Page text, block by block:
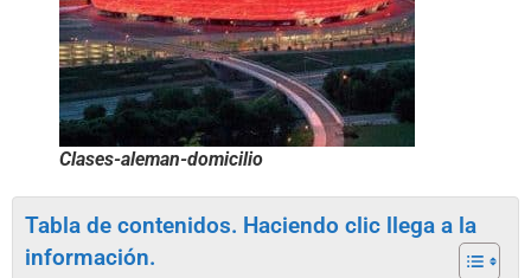
Clases-aleman-domicilio
Tabla de contenidos. Haciendo clic llega a la
información.